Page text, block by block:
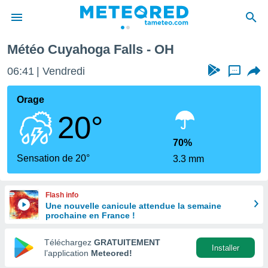
de
par
en
Météo Cuyahoga Falls - OH
06:41 Vendredi ...
Orage
20°
Sensation de 20°
70%
3.3 mm
Flash info
Une nouvelle canicule attendue la semaine
prochaine en France !
Téléchargez GRATUITEMENT
l’application Meteored!
Installer